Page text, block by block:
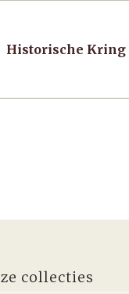
Historische Kring
collecties